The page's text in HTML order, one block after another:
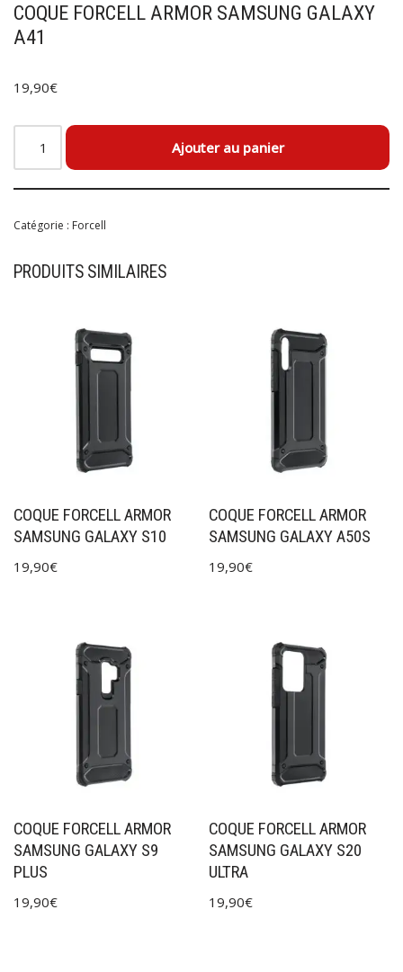
COQUE FORCELL ARMOR SAMSUNG GALAXY
A41
19,90€
Ajouter au panier
Catégorie : Forcell
PRODUITS SIMILAIRES
COQUE FORCELL ARMOR
SAMSUNG GALAXY S10
19,90€
COQUE FORCELL ARMOR
SAMSUNG GALAXY A50S
19,90€
COQUE FORCELL ARMOR
SAMSUNG GALAXY S9
PLUS
19,90€
COQUE FORCELL ARMOR
SAMSUNG GALAXY S20
ULTRA
19,90€